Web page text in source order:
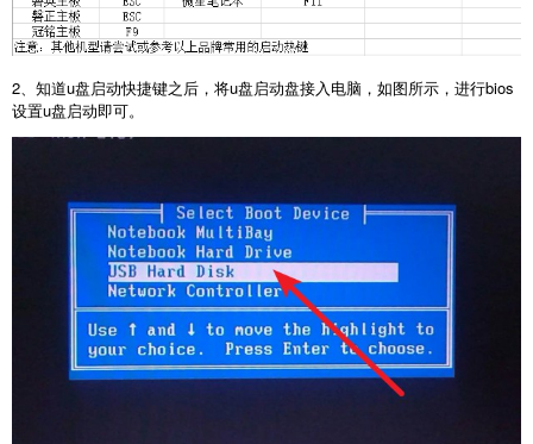
2、知道u盘启动快捷键之后，将u盘启动盘接入电脑，如图所示，进行bios
设置u盘启动即可。